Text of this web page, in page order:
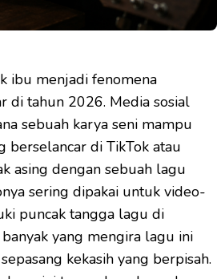
ibu menjadi fenomena
di tahun 2026. Media sosial
sebuah karya seni mampu
berselancar di TikTok atau
asing dengan sebuah lagu
sering dipakai untuk video-
puncak tangga lagu di
yang mengira lagu ini
kekasih yang berpisah.